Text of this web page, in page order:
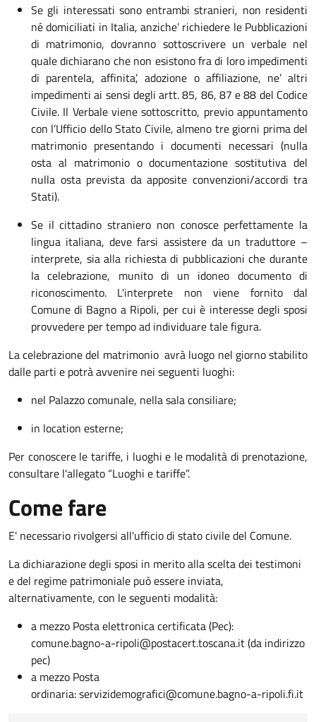
Se gli interessati sono entrambi stranieri, non residenti
né domiciliati in Italia, anziche’ richiedere le Pubblicazioni
di matrimonio, dovranno sottoscrivere un verbale nel
quale dichiarano che non esistono fra di loro impedimenti
di parentela, affinita’, adozione o affiliazione, ne’ altri
impedimenti ai sensi degli artt. 85, 86, 87 e 88 del Codice
Civile. Il Verbale viene sottoscritto, previo appuntamento
con l’Ufficio dello Stato Civile, almeno tre giorni prima del
matrimonio presentando i documenti necessari (nulla
osta al matrimonio o documentazione sostitutiva del
nulla osta prevista da apposite convenzioni/accordi tra
Stati).
Se il cittadino straniero non conosce perfettamente la
lingua italiana, deve farsi assistere da un traduttore –
interprete, sia alla richiesta di pubblicazioni che durante
la celebrazione, munito di un idoneo documento di
riconoscimento. L'interprete non viene fornito dal
Comune di Bagno a Ripoli, per cui è interesse degli sposi
provvedere per tempo ad individuare tale figura.
La celebrazione del matrimonio avrà luogo nel giorno stabilito
dalle parti e potrà avvenire nei seguenti luoghi:
nel Palazzo comunale, nella sala consiliare;
in location esterne;
Per conoscere le tariffe, i luoghi e le modalità di prenotazione,
consultare l'allegato “Luoghi e tariffe”.
Come fare
E' necessario rivolgersi all'ufficio di stato civile del Comune.
La dichiarazione degli sposi in merito alla scelta dei testimoni
e del regime patrimoniale può essere inviata,
alternativamente, con le seguenti modalità:
a mezzo Posta elettronica certificata (Pec):
comune.bagno-a-ripoli@postacert.toscana.it (da indirizzo
pec)
a mezzo Posta
ordinaria: servizidemografici@comune.bagno-a-ripoli.fi.it